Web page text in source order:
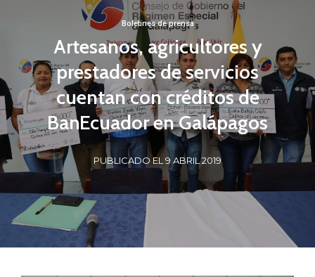
Boletines de prensa
Artesanos, agricultores y
prestadores de servicios
cuentan con créditos de
BanEcuador en Galápagos
PUBLICADO EL 9 ABRIL 2019